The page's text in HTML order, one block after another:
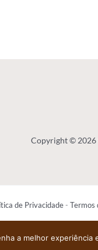
Copyright © 2026
de Privacidade- Termos
a melhor